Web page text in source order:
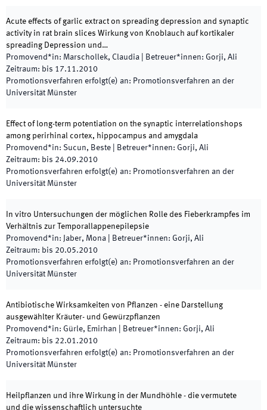
Acute effects of garlic extract on spreading depression and synaptic
activity in rat brain slices Wirkung von Knoblauch auf kortikaler
spreading Depression und…
Promovend*in: Marschollek, Claudia Betreuer*innen: Gorji, Ali
Zeitraum: bis 17.11.2010
Promotionsverfahren erfolgt(e) an: Promotionsverfahren an der
Universität Münster
Effect of long-term potentiation on the synaptic interrelationshops
among perirhinal cortex, hippocampus and amygdala
Promovend*in: Sucun, Beste Betreuer*innen: Gorji, Ali
Zeitraum: bis 24.09.2010
Promotionsverfahren erfolgt(e) an: Promotionsverfahren an der
Universität Münster
In vitro Untersuchungen der möglichen Rolle des Fieberkrampfes im
Verhältnis zur Temporallappenepilepsie
Promovend*in: Jaber, Mona Betreuer*innen: Gorji, Ali
Zeitraum: bis 20.05.2010
Promotionsverfahren erfolgt(e) an: Promotionsverfahren an der
Universität Münster
Antibiotische Wirksamkeiten von Pflanzen - eine Darstellung
ausgewählter Kräuter- und Gewürzpflanzen
Promovend*in: Gürle, Emirhan Betreuer*innen: Gorji, Ali
Zeitraum: bis 22.01.2010
Promotionsverfahren erfolgt(e) an: Promotionsverfahren an der
Universität Münster
Heilpflanzen und ihre Wirkung in der Mundhöhle - die vermutete
und die wissenschaftlich untersuchte